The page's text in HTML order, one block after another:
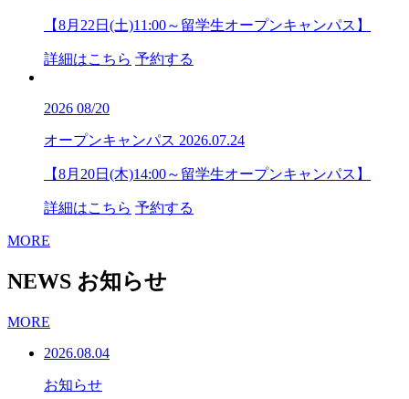
【8月22日(土)11:00～留学生オープンキャンパス】
詳細はこちら 予約する
2026 08/20
オープンキャンパス 2026.07.24
【8月20日(木)14:00～留学生オープンキャンパス】
詳細はこちら 予約する
MORE
NEWS お知らせ
MORE
2026.08.04
お知らせ